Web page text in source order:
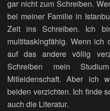
gar nicht zum Schreiben.
bei meiner Familie in
Zeit ins Schreiben. Ich
multitaskingfähig. Wenn
auf das andere völlig
Schreiben mein
Mitleidenschaft. Aber ich
beiden verzichten. Ich finde
auch die Literatur.